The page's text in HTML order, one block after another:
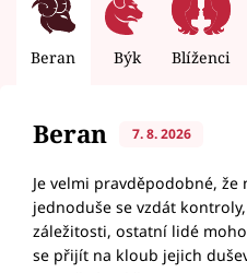
Beran Býk Blíženci
Beran 7. 8. 2026
Je velmi pravděpodobné,
jednoduše se vzdát
záležitosti, ostatní lidé
se přijít na kloub jejich